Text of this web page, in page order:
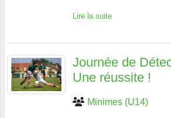
Lire la suite
Journée de
Une réussite !
Minimes (U14)